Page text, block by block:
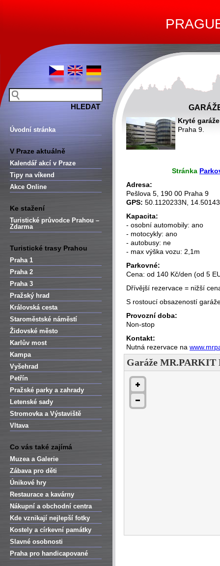
Úvodní stránka
V Praze aktuálně
Kalendář akcí v Praze
Tipy na víkend
Akce Online
Ke stažení
Turistické průvodce Prahou –
Zdarma
Turistické trasy Prahou
Praha 1
Praha 2
Praha 3
Pražský hrad
Královská cesta
Staroměstské náměstí
Židovské město
Karlův most
Kampa
Vyšehrad
Petřín
Pražské parky a zahrady
Letenské sady
Stromovka a Výstaviště
Vltava
Co vás také zajímá
Muzea a Galerie
Zábava pro děti
Únikové hry
Restaurace a kavárny
Nákupní a obchodní centra
Kde vznikají nejlepší fotky
Kostely a církevní památky
Slavné osobnosti
Praha pro handicapované
Kryté
Praha 9.
Stránka
Adresa:
Pešlova 5, 190 00 Praha 9
GPS: 50.1120233N,
Kapacita:
- osobní automobily: ano
- motocykly: ano
- autobusy: ne
- max výška vozu: 2,1m
Parkovné:
Cena: od 140 Kč/den (od 5
Dřívější rezervace = nižší
S rostoucí obsazeností
Provozní doba:
Non-stop
Kontakt:
Nutná rezervace na
Garáže MR.PARKIT